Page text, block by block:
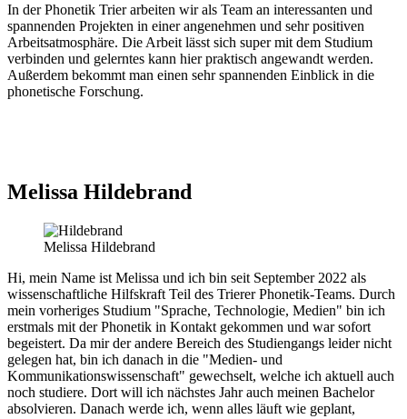
In der Phonetik Trier arbeiten wir als Team an interessanten und
spannenden Projekten in einer angenehmen und sehr positiven
Arbeitsatmosphäre. Die Arbeit lässt sich super mit dem Studium
verbinden und gelerntes kann hier praktisch angewandt werden.
Außerdem bekommt man einen sehr spannenden Einblick in die
phonetische Forschung.
Melissa Hildebrand
Melissa Hildebrand
Hi, mein Name ist Melissa und ich bin seit September 2022 als
wissenschaftliche Hilfskraft Teil des Trierer Phonetik-Teams. Durch
mein vorheriges Studium "Sprache, Technologie, Medien" bin ich
erstmals mit der Phonetik in Kontakt gekommen und war sofort
begeistert. Da mir der andere Bereich des Studiengangs leider nicht
gelegen hat, bin ich danach in die "Medien- und
Kommunikationswissenschaft" gewechselt, welche ich aktuell auch
noch studiere. Dort will ich nächstes Jahr auch meinen Bachelor
absolvieren. Danach werde ich, wenn alles läuft wie geplant,